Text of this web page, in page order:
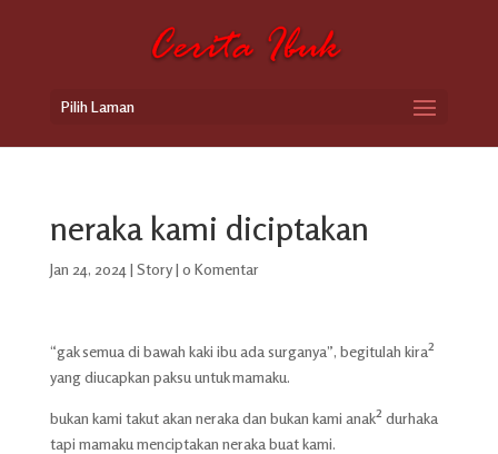
Pilih Laman
neraka kami diciptakan
Jan 24, 2024 | Story| 0 Komentar
“gak semua di bawah kaki ibu ada surganya”, begitulah kira²
yang diucapkan paksu untuk mamaku.
bukan kami takut akan neraka dan bukan kami anak² durhaka
tapi mamaku menciptakan neraka buat kami.